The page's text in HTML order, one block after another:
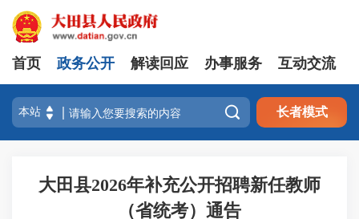
首页 政务公开 解读回应 办事服务 互动交流
 长者模式
大田县2026年补充公开招聘新任教师
（省统考）通告